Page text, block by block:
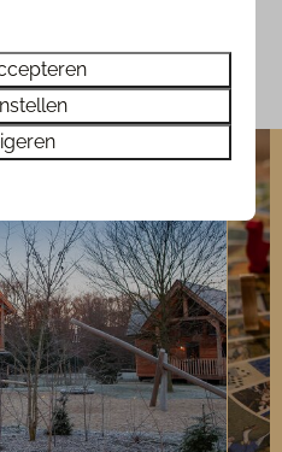
bij Sandberghe ⤵